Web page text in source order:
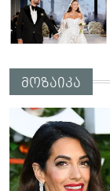
მოზაიკა